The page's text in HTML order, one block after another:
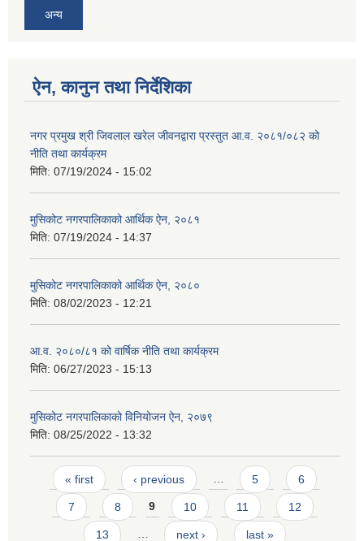
अन्य
ऐन, कानुन तथा निर्देशिका
नगर प्रमुख श्री जिवलाल खरेल जीवनद्वारा प्रस्तुत आ.व. २०८१/०८२ को
नीति तथा कार्यक्रम
मिति: 07/19/2024 - 15:02
मुसिकोट नगरपालिकाको आर्थिक ऐन, २०८१
मिति: 07/19/2024 - 14:37
मुसिकोट नगरपालिकाको आर्थिक ऐन, २०८०
मिति: 08/02/2023 - 12:21
आ.व. २०८०/८१ को वार्षिक नीति तथा कार्यक्रम
मिति: 06/27/2023 - 15:13
मुसिकोट नगरपालिकाको विनियोजन ऐन, २०७९
मिति: 08/25/2022 - 13:32
Pages
« first ‹ previous … 5 6
7 8 9 10 11 12
13 … next › last »